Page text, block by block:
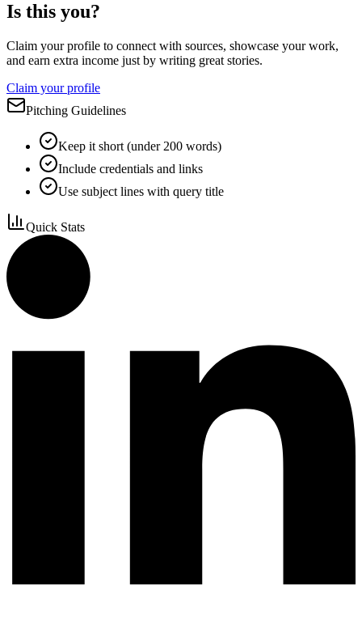
Is this you?
Claim your profile to connect with sources, showcase your work,
and earn extra income just by writing great stories.
Claim your profile
Pitching Guidelines
Keep it short (under 200 words)
Include credentials and links
Use subject lines with query title
Quick Stats